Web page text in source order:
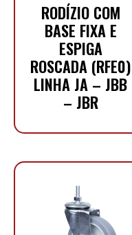
RODÍZIO COM
BASE FIXA E
ESPIGA
ROSCADA (RFE0)
LINHA JA – JBB
– JBR